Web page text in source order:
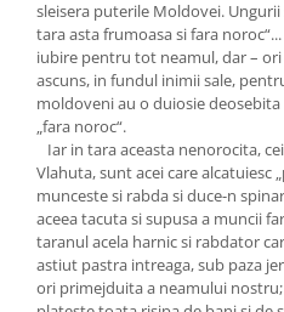
sleisera puterile Moldovei.
tara asta frumoasa si fara
iubire pentru tot neamul, dar –
ascuns, in fundul inimii sale,
moldoveni au o duiosie
„fara noroc“.
Iar in tara aceasta nenorocita,
Vlahuta, sunt acei care alcatuiesc
munceste si rabda si duce-n
aceea tacuta si supusa a muncii
taranul acela harnic si rabdator
astiut pastra intreaga, sub paza
ori primejduita a neamului